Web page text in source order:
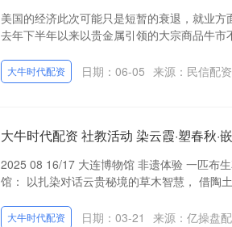
美国的经济此次可能只是短暂的衰退，就业
去年下半年以来以贵金属引领的大宗商品牛
大牛时代配资 日期：06-05 来源：民信配
大牛时代配资 社教活动 染云霞·塑春秋·
2025 08 16/17 大连博物馆 非遗体验 一匹布
馆： 以扎染对话云贵秘境的草木智慧， 借陶
大牛时代配资 日期：03-21 来源：亿操盘